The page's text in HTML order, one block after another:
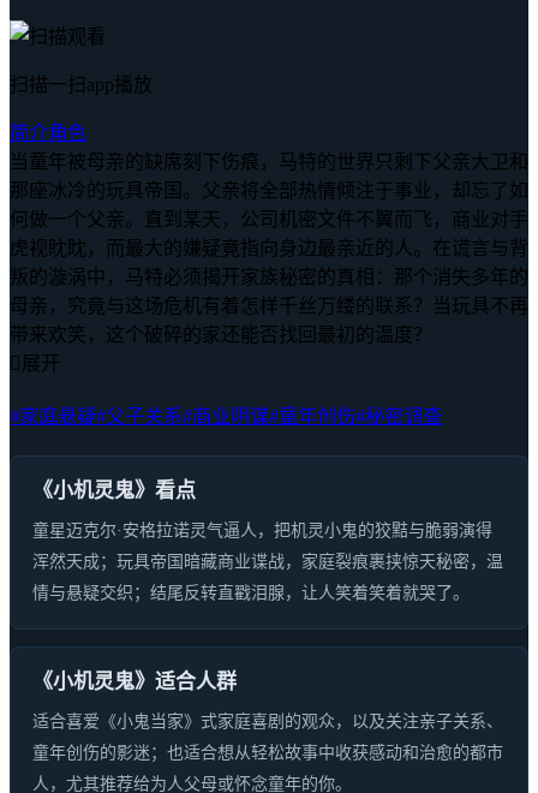
扫描一扫app播放
简介角色
当童年被母亲的缺席刻下伤痕，马特的世界只剩下父亲大卫和
那座冰冷的玩具帝国。父亲将全部热情倾注于事业，却忘了如
何做一个父亲。直到某天，公司机密文件不翼而飞，商业对手
虎视眈眈，而最大的嫌疑竟指向身边最亲近的人。在谎言与背
叛的漩涡中，马特必须揭开家族秘密的真相：那个消失多年的
母亲，究竟与这场危机有着怎样千丝万缕的联系？当玩具不再
带来欢笑，这个破碎的家还能否找回最初的温度？
 展开
#家庭悬疑#父子关系#商业阴谋#童年创伤#秘密调查
《小机灵鬼》看点
童星迈克尔·安格拉诺灵气逼人，把机灵小鬼的狡黠与脆弱演得
浑然天成；玩具帝国暗藏商业谍战，家庭裂痕裹挟惊天秘密，温
情与悬疑交织；结尾反转直戳泪腺，让人笑着笑着就哭了。
《小机灵鬼》适合人群
适合喜爱《小鬼当家》式家庭喜剧的观众，以及关注亲子关系、
童年创伤的影迷；也适合想从轻松故事中收获感动和治愈的都市
人，尤其推荐给为人父母或怀念童年的你。